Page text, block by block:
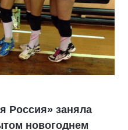
Россия» заняла
новогоднем